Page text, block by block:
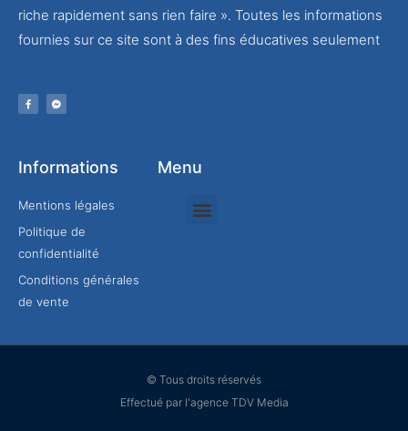
riche rapidement sans rien faire ». Toutes les informations
fournies sur ce site sont à des fins éducatives seulement
Informations
Mentions légales
Politique de
confidentialité
Conditions générales
de vente
Menu
© Tous droits réservés
Effectué par l'agence TDV Media